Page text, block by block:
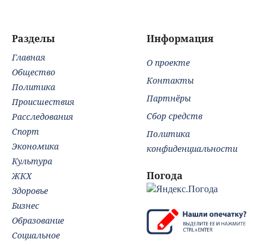
Разделы
Главная
Общество
Политика
Происшествия
Расследования
Спорт
Экономика
Культура
ЖКХ
Здоровье
Бизнес
Образование
Социальное
Информация
О проекте
Контакты
Партнёры
Сбор средств
Политика
конфиденциальности
Погода